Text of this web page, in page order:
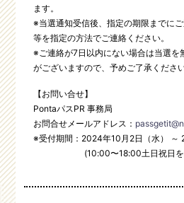
ます。
※当選通知受信後、指定の期限までに
等を指定の方法でご連絡ください。
※ご連絡が7日以内にない場合は当選を
がございますので、予めご了承ください
【お問い合せ】
PontaパスPR 事務局
お問合せメールアドレス：
※受付期間：2024年10月2日（水） ～
(10:00〜18:00土日祝日を